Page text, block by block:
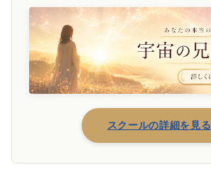
スクールの詳細を見る